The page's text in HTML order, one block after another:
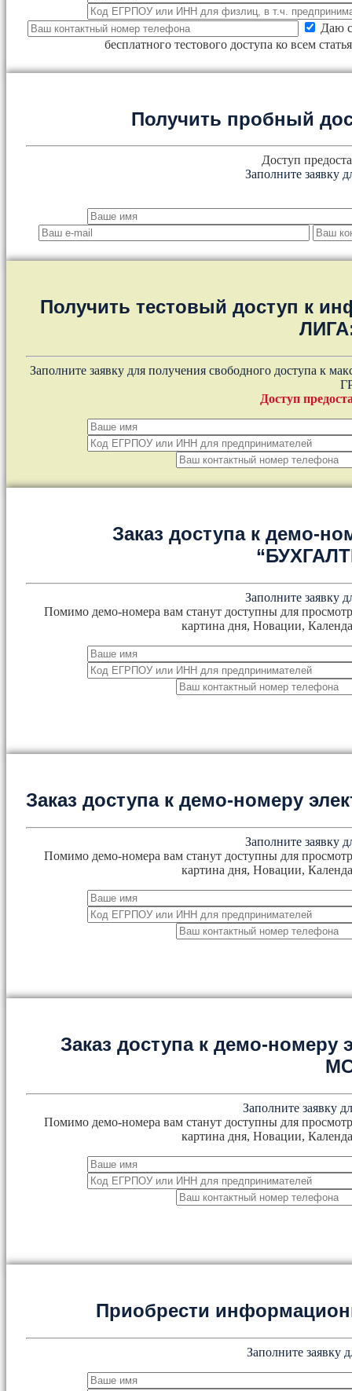
Даю
бесплатного тестового доступа ко всем
Получить пробный
Доступ
Заполните заявку
Получить тестовый доступ к
Заполните заявку для получения свободного доступа к
Доступ
Заказ доступа к демо-
Заполните заявку
Помимо демо-номера вам станут доступны для
картина дня, Новации,
Заказ доступа к демо-номеру
Заполните заявку
Помимо демо-номера вам станут доступны для
картина дня, Новации,
Заказ доступа к демо-номеру
Заполните заявку
Помимо демо-номера вам станут доступны для
картина дня, Новации,
Приобрести
Заполните заявку